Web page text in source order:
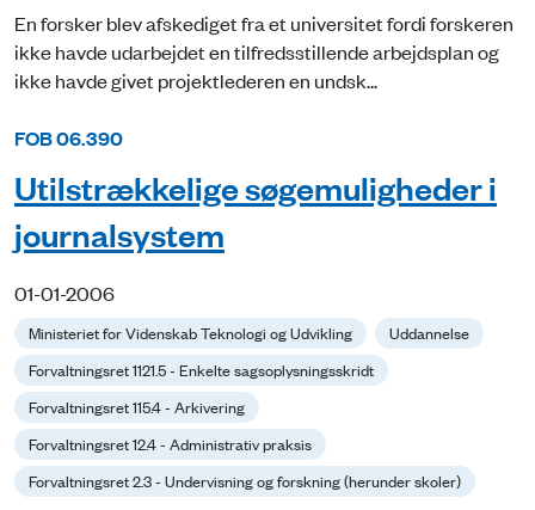
En forsker blev afskediget fra et universitet fordi forskeren
ikke havde udarbejdet en tilfredsstillende arbejdsplan og
ikke havde givet projektlederen en undsk...
FOB 06.390
Utilstrækkelige søgemuligheder i
journalsystem
01-01-2006
Ministeriet for Videnskab Teknologi og Udvikling
Uddannelse
Forvaltningsret 1121.5 - Enkelte sagsoplysningsskridt
Forvaltningsret 115.4 - Arkivering
Forvaltningsret 12.4 - Administrativ praksis
Forvaltningsret 2.3 - Undervisning og forskning (herunder skoler)